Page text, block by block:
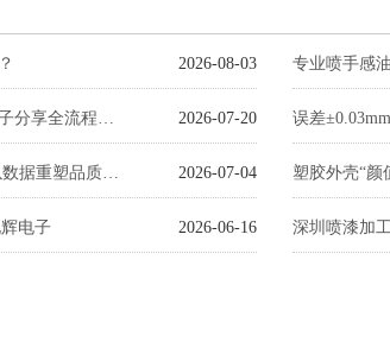
2026-08-03 专业喷手感
塑胶玩具移印怎么做？兄辉电子分享全流程加工关键注意事项 2026-07-20
破局喷涂隐形瓶颈:兄辉电子以数据重塑品质与交付标准 2026-07-04
电子 2026-06-16 深圳喷漆加